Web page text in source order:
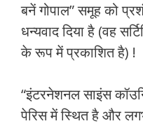
बनें गोपाल” समूह को
धन्यवाद दिया है (वह
के रूप में प्रकाशित है) !
“इंटरनेशनल साइंस
पेरिस में स्थित है और